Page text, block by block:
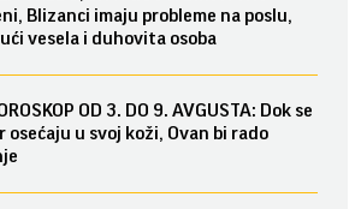
Blizanci imaju probleme na poslu,
vesela i duhovita osoba
OD 3. DO 9. AVGUSTA: Dok se
osećaju u svoj koži, Ovan bi rado